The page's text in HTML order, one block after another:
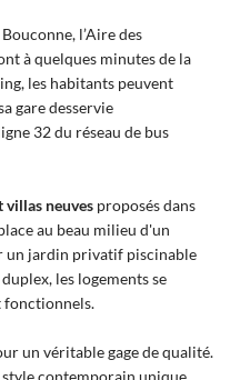
l’Aire des
à quelques minutes de la
les habitants peuvent
gare desservie
32 du réseau de bus
villas neuves proposés dans
au beau milieu d'un
un jardin privatif piscinable
les logements se
fonctionnels.
un véritable gage de qualité.
style contemporain unique